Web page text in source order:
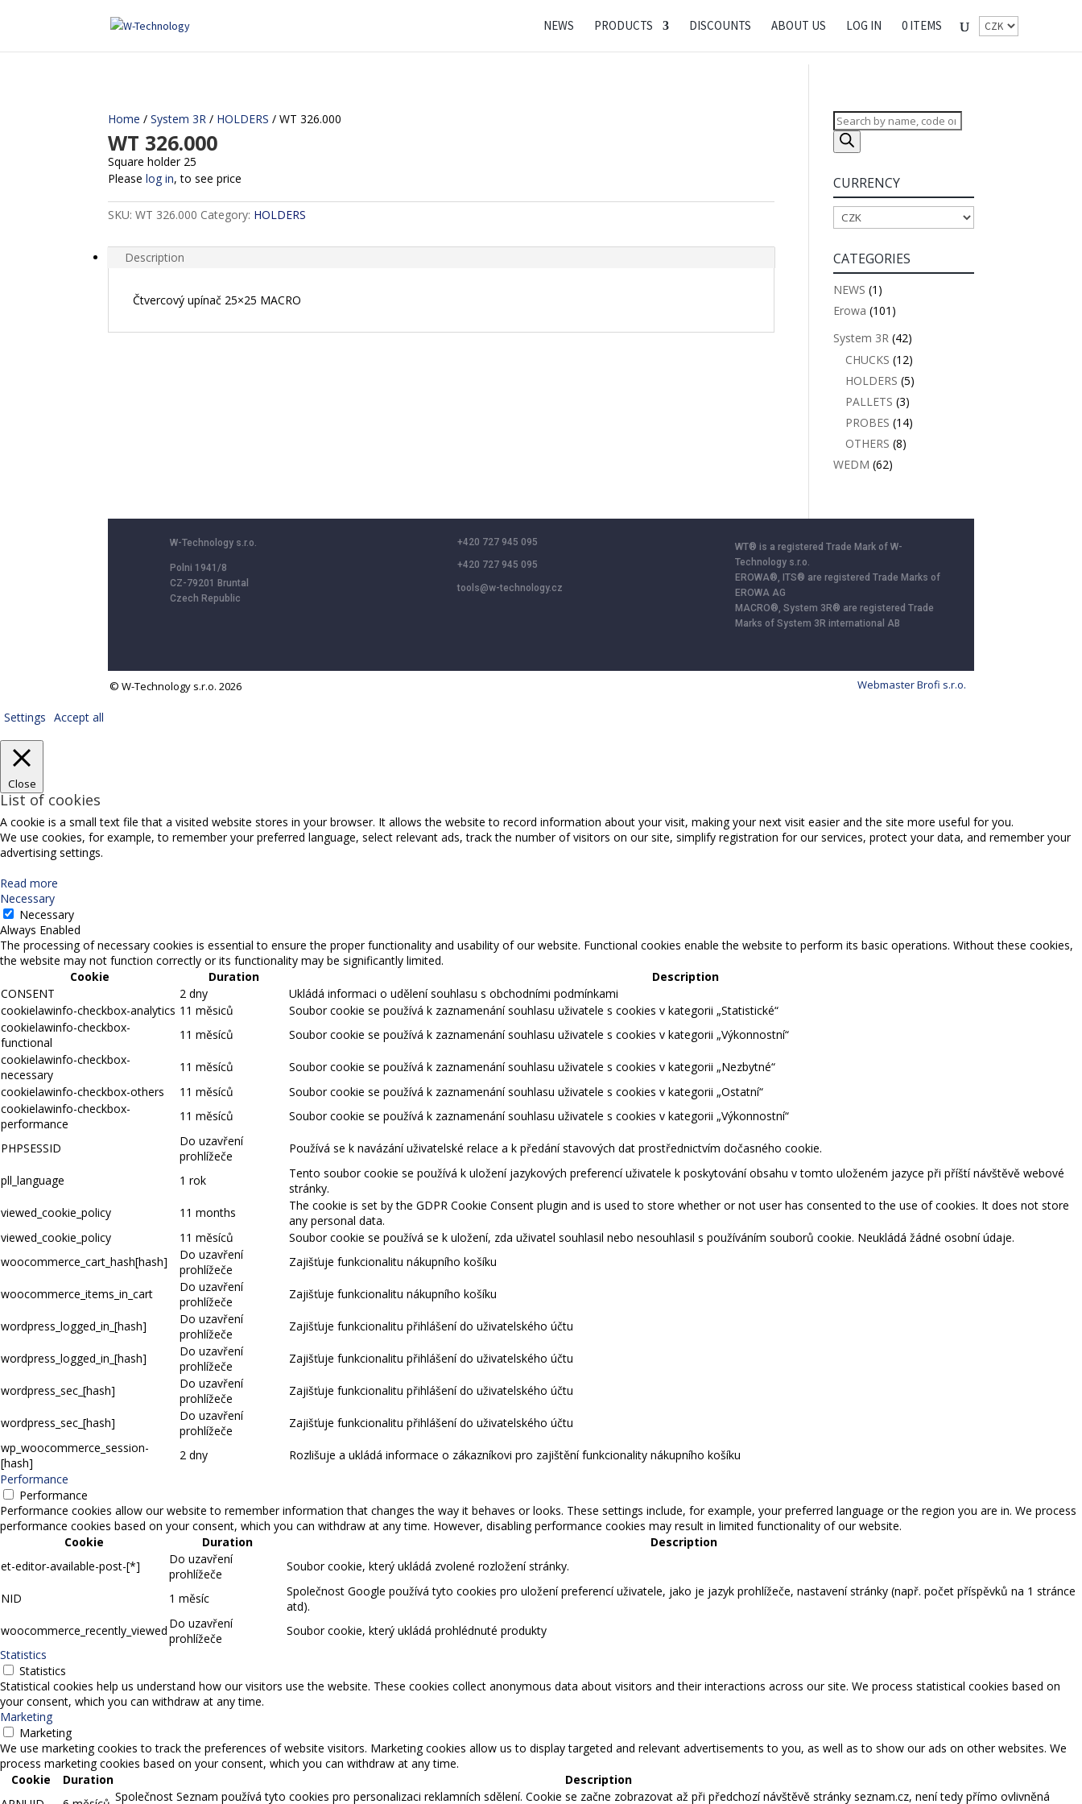
NEWS PRODUCTS DISCOUNTS ABOUT US LOG IN 0 ITEMS
Home /System 3R / HOLDERS / WT 326.000
WT 326.000
Pleaselog in, to see price
Square holder 25
SKU:WT 326.000 Category: HOLDERS
Description
Čtvercový upínač 25×25 MACRO
Products
search
CURRENCY
CATEGORIES
NEWS (1)
Erowa (101)
System 3R (42)
CHUCKS (12)
HOLDERS (5)
PALLETS (3)
PROBES (14)
OTHERS (8)
WEDM (62)
W-Technology s.r.o.
Polni 1941/8
CZ-79201 Bruntal
Czech Republic
+420 727 945 095
+420 727 945 095
tools@w-technology.cz
WT® is a registered Trade Mark of W-
Technology s.r.o.
EROWA®, ITS® are registered Trade Marks of
EROWA AG
MACRO®, System 3R® are registered Trade
Marks of System 3R international AB
© W-Technology s.r.o. 2026 Webmaster Brofi s.r.o.
Settings Accept all
Close
List of cookies
A cookie is a small text file that a visited website stores in your browser. It allows the website to record information about your visit, making your next visit easier and the site more useful for you.
We use cookies, for example, to remember your preferred language, select relevant ads, track the number of visitors on our site, simplify registration for our services, protect your data, and remember your
advertising settings.
Read more
Necessary
Necessary
Always Enabled
The processing of necessary cookies is essential to ensure the proper functionality and usability of our website. Functional cookies enable the website to perform its basic operations. Without these cookies,
the website may not function correctly or its functionality may be significantly limited.
Cookie
Duration
Description
CONSENT
2 dny
Ukládá informaci o udělení souhlasu s obchodními podmínkami
cookielawinfo-checkbox-analytics 11 měsiců
Soubor cookie se používá k zaznamenání souhlasu uživatele s cookies v kategorii „Statistické“
cookielawinfo-checkbox-
functional
11 měsíců
Soubor cookie se používá k zaznamenání souhlasu uživatele s cookies v kategorii „Výkonnostní“
cookielawinfo-checkbox-
necessary
11 měsíců
Soubor cookie se používá k zaznamenání souhlasu uživatele s cookies v kategorii „Nezbytné“
cookielawinfo-checkbox-others
11 měsíců
Soubor cookie se používá k zaznamenání souhlasu uživatele s cookies v kategorii „Ostatní“
cookielawinfo-checkbox-
performance
11 měsíců Soubor cookie se používá k zaznamenání souhlasu uživatele s cookies v kategorii „Výkonnostní“
PHPSESSID
Do uzavření
prohlížeče
Používá se k navázání uživatelské relace a k předání stavových dat prostřednictvím dočasného cookie.
pll_language 1 rok
Tento soubor cookie se používá k uložení jazykových preferencí uživatele k poskytování obsahu v tomto uloženém jazyce při příští návštěvě webové
stránky.
viewed_cookie_policy
11 months
The cookie is set by the GDPR Cookie Consent plugin and is used to store whether or not user has consented to the use of cookies. It does not store
any personal data.
viewed_cookie_policy
11 měsíců
Soubor cookie se používá se k uložení, zda uživatel souhlasil nebo nesouhlasil s používáním souborů cookie. Neukládá žádné osobní údaje.
woocommerce_cart_hash[hash]
Do uzavření
prohlížeče
Zajišťuje funkcionalitu nákupního košíku
woocommerce_items_in_cart
Do uzavření
prohlížeče
Zajišťuje funkcionalitu nákupního košíku
wordpress_logged_in_[hash]
Do uzavření
prohlížeče
Zajišťuje funkcionalitu přihlášení do uživatelského účtu
wordpress_logged_in_[hash]
Do uzavření
prohlížeče
Zajišťuje funkcionalitu přihlášení do uživatelského účtu
wordpress_sec_[hash]
Do uzavření
prohlížeče
Zajišťuje funkcionalitu přihlášení do uživatelského účtu
wordpress_sec_[hash]
Do uzavření
prohlížeče
Zajišťuje funkcionalitu přihlášení do uživatelského účtu
wp_woocommerce_session-
[hash]
2 dny
Rozlišuje a ukládá informace o zákazníkovi pro zajištění funkcionality nákupního košíku
Performance
Performance
Performance cookies allow our website to remember information that changes the way it behaves or looks. These settings include, for example, your preferred language or the region you are in. We process
performance cookies based on your consent, which you can withdraw at any time. However, disabling performance cookies may result in limited functionality of our website.
Cookie
Duration
Description
et-editor-available-post-[*]
Do uzavření
prohlížeče
Soubor cookie, který ukládá zvolené rozložení stránky.
NID 1 měsíc
Společnost Google používá tyto cookies pro uložení preferencí uživatele, jako je jazyk prohlížeče, nastavení stránky (např. počet příspěvků na 1 stránce
atd).
woocommerce_recently_viewed Do uzavření
prohlížeče
Soubor cookie, který ukládá prohlédnuté produkty
Statistics
Statistics
Statistical cookies help us understand how our visitors use the website. These cookies collect anonymous data about visitors and their interactions across our site. We process statistical cookies based on
your consent, which you can withdraw at any time.
Marketing
Marketing
We use marketing cookies to track the preferences of website visitors. Marketing cookies allow us to display targeted and relevant advertisements to you, as well as to show our ads on other websites. We
process marketing cookies based on your consent, which you can withdraw at any time.
Cookie
Duration
Description
Společnost Seznam používá tyto cookies pro personalizaci reklamních sdělení. Cookie se začne zobrazovat až při předchozí návštěvě stránky seznam.cz, není tedy přímo ovlivněná